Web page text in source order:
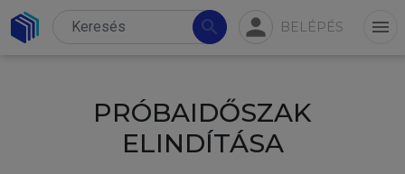
search person BELÉPÉS menu
PRÓBAIDŐSZAK
ELINDÍTÁSA